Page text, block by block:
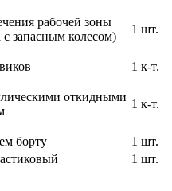
рабочей зоны
запасным колесом)
1 шт.
1 к-т.
откидными
1 к-т.
борту
1 шт.
1 шт.